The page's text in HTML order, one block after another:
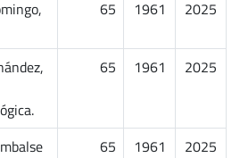
65 1961 2025
65 1961 2025
65 1961
2025